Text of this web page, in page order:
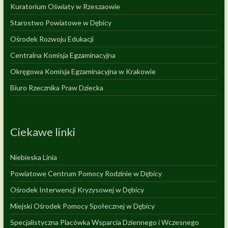
Kuratorium Oświaty w Rzeszaowie
Starostwo Powiatowe w Dębicy
Ośrodek Rozwoju Edukacji
Centralna Komisja Egzaminacyjna
Okręgowa Komisja Egzaminacyjna w Krakowie
Biuro Rzecznika Praw Dziecka
Ciekawe linki
Niebieska Linia
Powiatowe Centrum Pomocy Rodzinie w Dębicy
Ośrodek Interwencji Kryzysowej w Dębicy
Miejski Ośrodek Pomocy Społecznej w Dębicy
Specjalistyczna Placówka Wsparcia Dziennego i Wczesnego